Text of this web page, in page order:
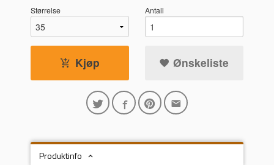
Størrelse Antall
Kjøp Ønskeliste
Produktinfo